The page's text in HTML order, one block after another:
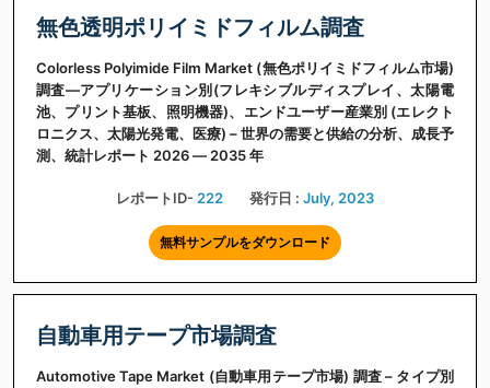
無色透明ポリイミドフィルム調査
Colorless Polyimide Film Market (無色ポリイミドフィルム市場)
調査―アプリケーション別(フレキシブルディスプレイ、太陽電
池、プリント基板、照明機器)、エンドユーザー産業別 (エレクト
ロニクス、太陽光発電、医療) – 世界の需要と供給の分析、成長予
測、統計レポート 2026 ― 2035 年
レポートID- 222 発行日 : July, 2023
無料サンプルをダウンロード
自動車用テープ市場調査
Automotive Tape Market (自動車用テープ市場) 調査 – タイプ別